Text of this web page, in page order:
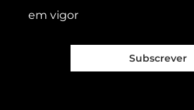
em vigor
Subscrever